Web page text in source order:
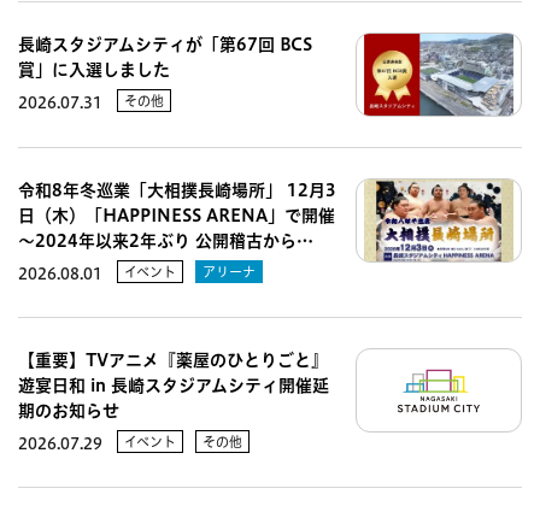
長崎スタジアムシティが「第67回 BCS
賞」に入選しました
2026.07.31 その他
令和8年冬巡業「大相撲長崎場所」 12月3
日（木）「HAPPINESS ARENA」で開催
～2024年以来2年ぶり 公開稽古から…
2026.08.01 イベント アリーナ
【重要】TVアニメ『薬屋のひとりごと』
遊宴日和 in 長崎スタジアムシティ開催延
期のお知らせ
2026.07.29 イベント その他